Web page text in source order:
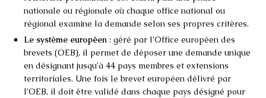
nationale ou régionale où chaque office national ou
régional examine la demande selon ses propres critères.
Le système européen : géré par l’Office européen des
brevets (OEB), il permet de déposer une demande unique
en désignant jusqu’à 44 pays membres et extensions
territoriales. Une fois le brevet européen délivré par
l’OEB, il doit être validé dans chaque pays désigné pour